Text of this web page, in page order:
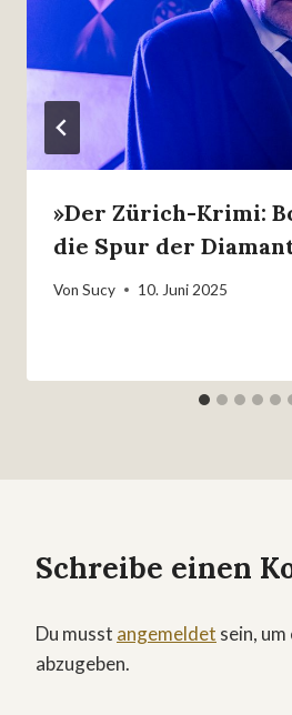
»Der Zürich-Krimi:
die Spur der
Von Sucy 10. Juni 2025
Schreibe einen
Du musst angemeldet sein,
abzugeben.